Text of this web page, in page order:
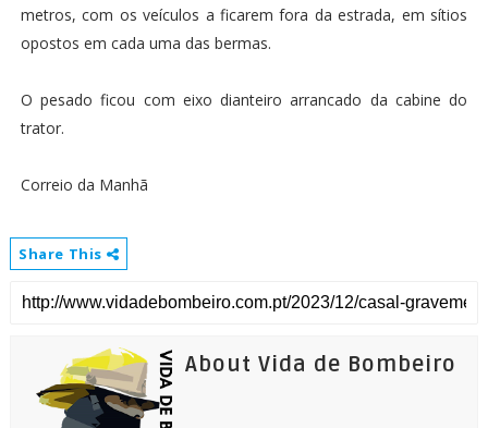
metros, com os veículos a ficarem fora da estrada, em sítios
opostos em cada uma das bermas.
O pesado ficou com eixo dianteiro arrancado da cabine do
trator.
Correio da Manhã
Share This
About Vida de Bombeiro